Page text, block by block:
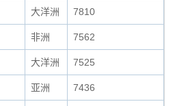
大洋洲 7810
非洲 7562
大洋洲 7525
亚洲 7436